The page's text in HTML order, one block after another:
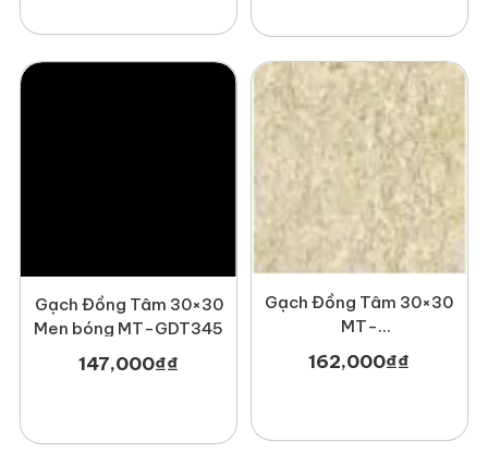
Gạch Đồng Tâm 30×30
Men bóng MT-GDT345
147,000₫₫
Gạch Đồng Tâm 30×30
MT-
GDT3030Fossil002
162,000₫₫